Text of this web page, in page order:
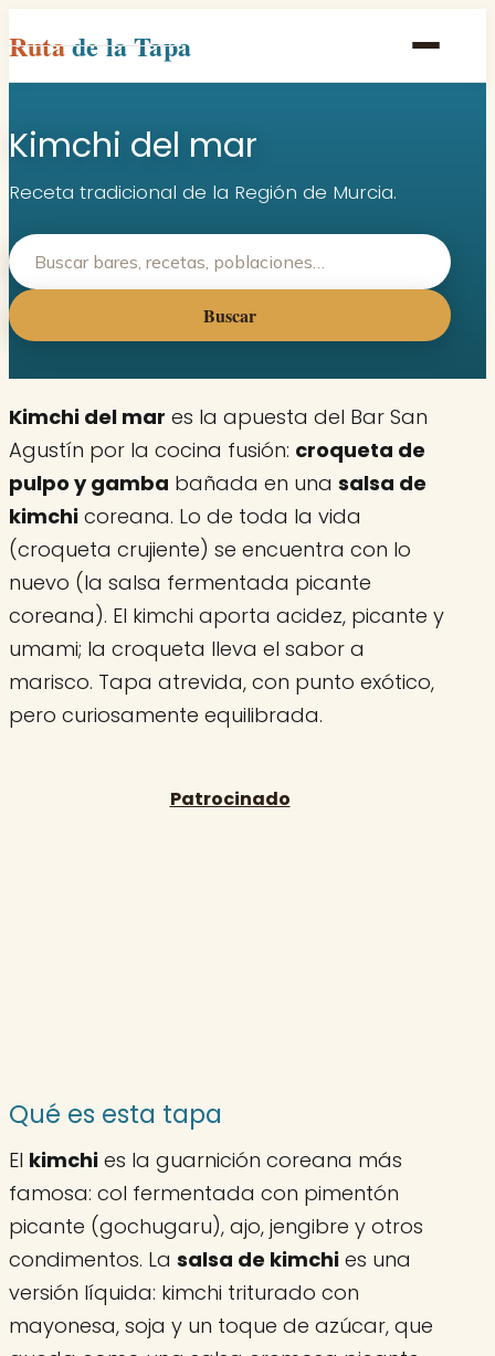
Rutade la Tapa
Inicio
Poblaciones
Rutas
Contacto
Kimchi del mar
Receta tradicional de la Región de Murcia.
Buscar
Kimchi del mar es la apuesta del Bar San
Agustín por la cocina fusión: croqueta de
pulpo y gamba bañada en una salsa de
kimchi coreana. Lo de toda la vida
(croqueta crujiente) se encuentra con lo
nuevo (la salsa fermentada picante
coreana). El kimchi aporta acidez, picante y
umami; la croqueta lleva el sabor a
marisco. Tapa atrevida, con punto exótico,
pero curiosamente equilibrada.
Qué es esta tapa
El kimchi es la guarnición coreana más
famosa: col fermentada con pimentón
picante (gochugaru), ajo, jengibre y otros
condimentos. La salsa de kimchi es una
versión líquida: kimchi triturado con
mayonesa, soja y un toque de azúcar, que